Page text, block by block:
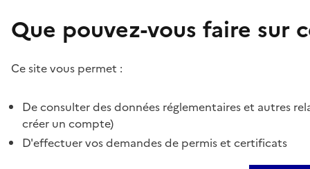
Que pouvez-vous faire sur
Ce site vous permet :
De consulter des données réglementaires et autres
créer un compte)
D'effectuer vos demandes de permis et certificats